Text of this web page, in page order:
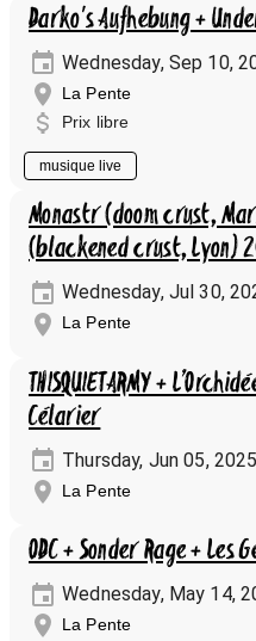
Darko's Aufhebung +
Wednesday, Sep 10,
La Pente
Prix libre
musique live
Monastr (doom crust,
(blackened crust, Lyon)
Wednesday, Jul 30,
La Pente
THISQUIETARMY +
Célarier
Thursday, Jun 05,
La Pente
ODC + Sonder Rage + Les
Wednesday, May 14,
La Pente